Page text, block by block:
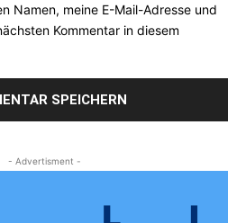
Namen, meine E-Mail-Adresse und
Kommentar in diesem
- Advertisment -